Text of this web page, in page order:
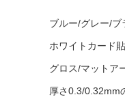
ブルー/グレー/ブ
ホワイトカード
グロス/マットア
厚さ0.3/0.32mm